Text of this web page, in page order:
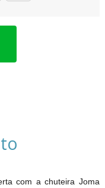
com a chuteira Joma